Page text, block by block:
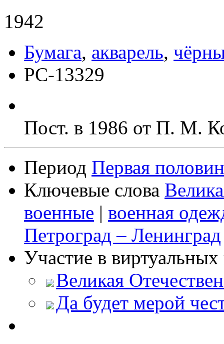
1942
Бумага, акварель,
РС-13329
Пост. в 1986 от П. М.
Период Первая
Ключевые слова
военные | военная
Петроград – Ленинград
Участие в
Великая
Да будет мерой